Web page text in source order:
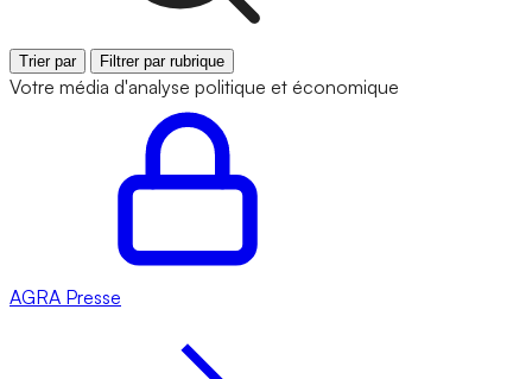
Trier par Filtrer par rubrique
Votre média d'analyse politique et économique
AGRA Presse